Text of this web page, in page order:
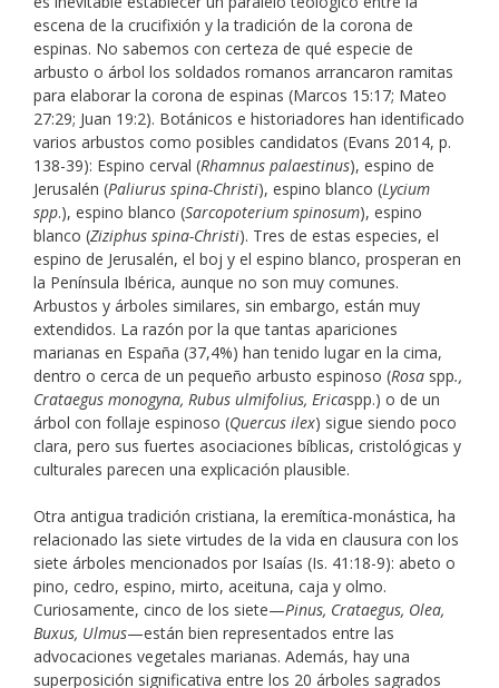
escena de la crucifixión y la tradición de la corona de
espinas. No sabemos con certeza de qué especie de
arbusto o árbol los soldados romanos arrancaron ramitas
para elaborar la corona de espinas (Marcos 15:17; Mateo
27:29; Juan 19:2). Botánicos e historiadores han identificado
varios arbustos como posibles candidatos (Evans 2014, p.
138-39): Espino cerval (Rhamnus palaestinus), espino de
Jerusalén (Paliurus spina-Christi), espino blanco (Lycium
spp.), espino blanco (Sarcopoterium spinosum), espino
blanco (Ziziphus spina-Christi). Tres de estas especies, el
espino de Jerusalén, el boj y el espino blanco, prosperan en
la Península Ibérica, aunque no son muy comunes.
Arbustos y árboles similares, sin embargo, están muy
extendidos. La razón por la que tantas apariciones
marianas en España (37,4%) han tenido lugar en la cima,
dentro o cerca de un pequeño arbusto espinoso (Rosa spp.,
Crataegus monogyna, Rubus ulmifolius, Ericaspp.) o de un
árbol con follaje espinoso (Quercus ilex) sigue siendo poco
clara, pero sus fuertes asociaciones bíblicas, cristológicas y
culturales parecen una explicación plausible.
Otra antigua tradición cristiana, la eremítica-monástica, ha
relacionado las siete virtudes de la vida en clausura con los
siete árboles mencionados por Isaías (Is. 41:18-9): abeto o
pino, cedro, espino, mirto, aceituna, caja y olmo.
Curiosamente, cinco de los siete—Pinus, Crataegus, Olea,
Buxus, Ulmus—están bien representados entre las
advocaciones vegetales marianas. Además, hay una
superposición significativa entre los 20 árboles sagrados